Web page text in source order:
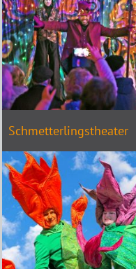
Schmetterlingstheater